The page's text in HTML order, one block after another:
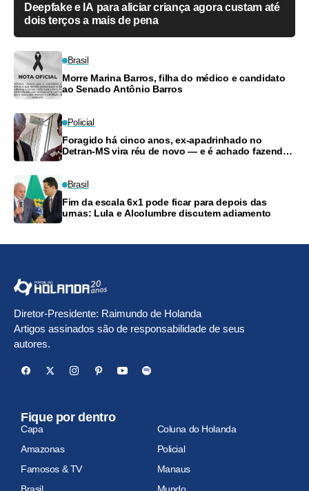
Deepfake e IA para aliciar criança agora custam até
dois terços a mais de pena
Brasil
Morre Marina Barros, filha do médico e candidato
ao Senado Antônio Barros
Policial
Foragido há cinco anos, ex-apadrinhado no
Detran-MS vira réu de novo — e é achado fazendo
Brasil
Fim da escala 6x1 pode ficar para depois das
urnas: Lula e Alcolumbre discutem adiamento
Diretor-Presidente: Raimundo de Holanda
Artigos assinados são de responsabilidade de seus
autores.
Fique por dentro
Capa
Coluna do Holanda
Amazonas
Policial
Famosos & TV
Manaus